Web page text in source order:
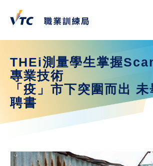
THEi測量學生掌握
專業技術
「疫」市下突圍而出
聘書